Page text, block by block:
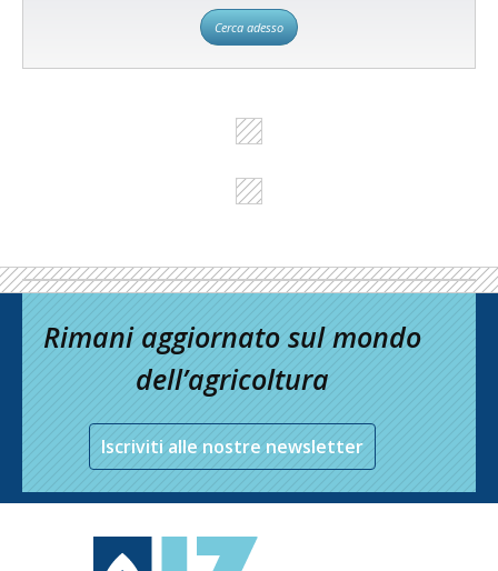
Cerca adesso
Rimani aggiornato sul mondo
dell’agricoltura
Iscriviti alle nostre newsletter